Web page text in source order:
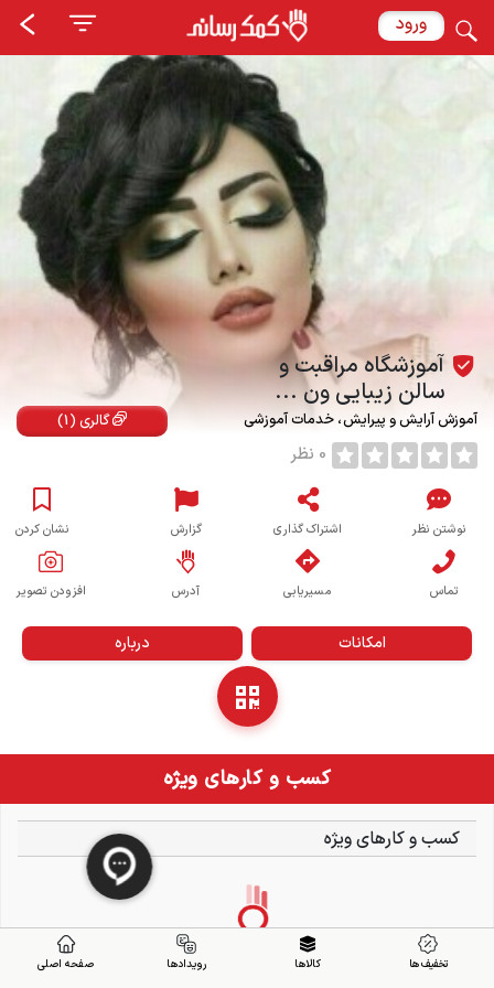
ورود
آموزشگاه مراقبت و
سالن زیبایی ون ...
آموزش آرایش و پیرایش خدمات آموزشی گالری (1)
0 نظر
نوشتن نظر اشتراک گذاری گزارش نشان کردن
تماس مسیریابی آدرس افزودن تصویر
امکانات درباره
کسب و کارهای ویژه
کسب و کارهای ویژه
تخفیف ها کالاها رویدادها صفحه اصلی